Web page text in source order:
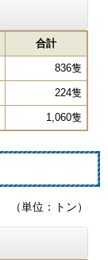
合計
836隻
224隻
1,060隻
（単位：トン）